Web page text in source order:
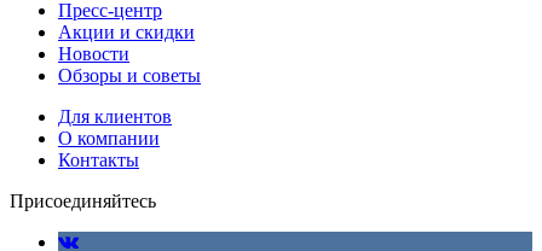
Пресс-центр
Акции и скидки
Новости
Обзоры и советы
Для клиентов
О компании
Контакты
Присоединяйтесь